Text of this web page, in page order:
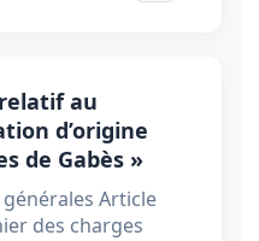
au
d’origine
de Gabès »
Article
des charges